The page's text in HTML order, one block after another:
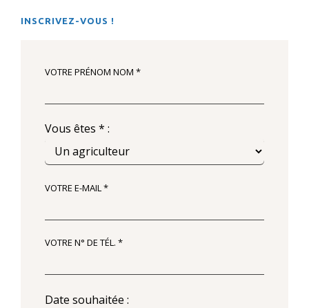
INSCRIVEZ-VOUS !
VOTRE PRÉNOM NOM *
Vous êtes * :
VOTRE E-MAIL *
VOTRE N° DE TÉL. *
Date souhaitée :